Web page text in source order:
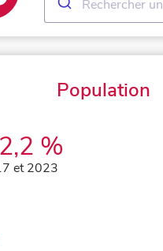
Population
%
et 2023